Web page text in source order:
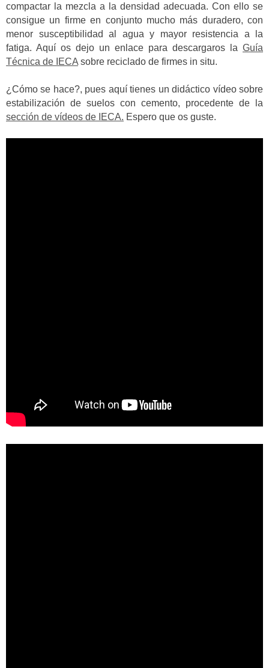
compactar la mezcla a la densidad adecuada. Con ello se
consigue un firme en conjunto mucho más duradero, con
menor susceptibilidad al agua y mayor resistencia a la
fatiga. Aquí os dejo un enlace para descargaros la Guía
Técnica de IECA sobre reciclado de firmes in situ.
¿Cómo se hace?, pues aquí tienes un didáctico vídeo sobre
estabilización de suelos con cemento, procedente de la
sección de vídeos de IECA. Espero que os guste.